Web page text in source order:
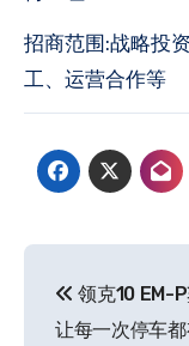
招商范围:战略投
工、运营合作等
章
领克10 EM-P
让每一次停车